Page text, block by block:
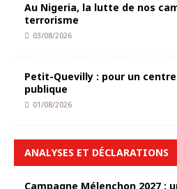
Au Nigeria, la lutte de nos
terrorisme
03/08/2026
Petit-Quevilly : pour un
publique
01/08/2026
ANALYSES ET DÉCLARATIONS
Campagne Mélenchon 2027 :